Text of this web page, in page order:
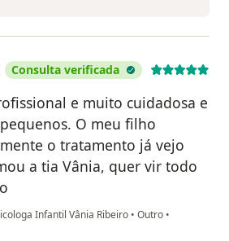
Consulta verificada
e muito cuidadosa e
O meu filho
o tratamento já vejo
a tia Vânia, quer vir todo
Infantil Vânia Ribeiro • Outro •
Freitas